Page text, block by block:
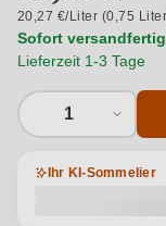
20,27 €/Liter (0,75
Sofort
Lieferzeit 1-3 Tage
1
Ihr KI-Sommelier